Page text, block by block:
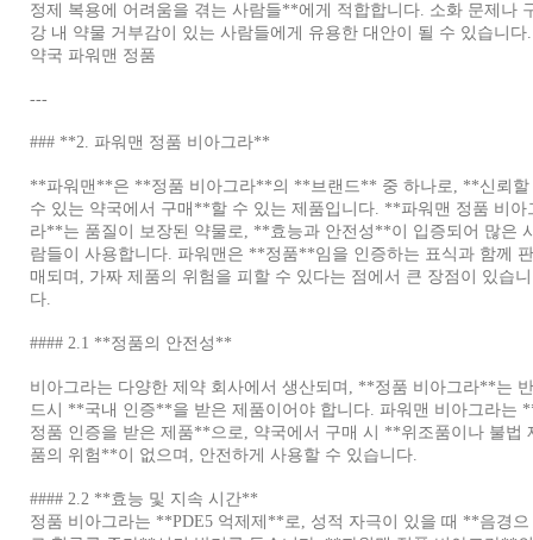
정제 복용에 어려움을 겪는 사람들**에게 적합합니다. 소화 문제나
강 내 약물 거부감이 있는 사람들에게 유용한 대안이 될 수 있습니다.
약국 파워맨 정품
---
### **2. 파워맨 정품 비아그라**
**파워맨**은 **정품 비아그라**의 **브랜드** 중 하나로, **신뢰할
수 있는 약국에서 구매**할 수 있는 제품입니다. **파워맨 정품 비아
라**는 품질이 보장된 약물로, **효능과 안전성**이 입증되어 많은
람들이 사용합니다. 파워맨은 **정품**임을 인증하는 표식과 함께
매되며, 가짜 제품의 위험을 피할 수 있다는 점에서 큰 장점이 있습니
다.
#### 2.1 **정품의 안전성**
비아그라는 다양한 제약 회사에서 생산되며, **정품 비아그라**는
드시 **국내 인증**을 받은 제품이어야 합니다. 파워맨 비아그라는
정품 인증을 받은 제품**으로, 약국에서 구매 시 **위조품이나 불법
품의 위험**이 없으며, 안전하게 사용할 수 있습니다.
#### 2.2 **효능 및 지속 시간**
정품 비아그라는 **PDE5 억제제**로, 성적 자극이 있을 때 **음경으